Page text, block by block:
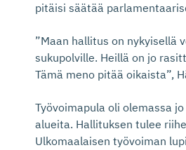
pitäisi säätää
”Maan hallitus on nykyisellä
sukupolville. Heillä on jo
Tämä meno pitää oikaista”,
Työvoimapula oli olemassa
alueita. Hallituksen tulee
Ulkomaalaisen työvoiman